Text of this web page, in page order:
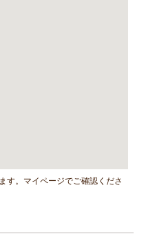
す。マイページでご確認くださ